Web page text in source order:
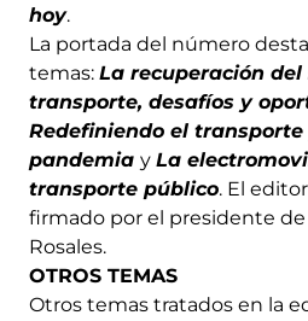
hoy.
La portada del número
temas: La recuperación del
transporte, desafíos y
Redefiniendo el
pandemia y La
transporte público. El
firmado por el presidente de
Rosales.
OTROS TEMAS
Otros temas tratados en la